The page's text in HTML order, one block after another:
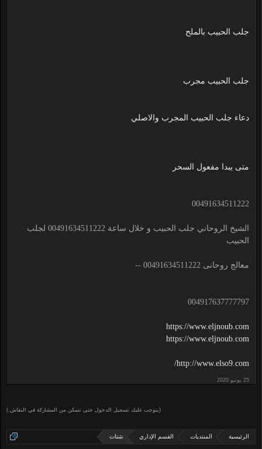
جلب الحبيب بالملح
جلب الحبيب مجرب
دعاء جلب الحبيب المجرب والاصلي
متى يبدا مفعول السحر
00491634511222
الشيخ الروحاني جلب الحبيب و خلال ساعة 00491634511222 لجلب
الحبيب
معالج روحانى 00491634511222 --
004917637777797
https://www.eljnoub.com
https://www.eljnoub.com
http://www.elso9.com/
(يتوجب عليك تسجيل الدخول حتى تتمكن من المشاركة في النقاش.)
الرئيسية المنتديات القسم الإداري شتات